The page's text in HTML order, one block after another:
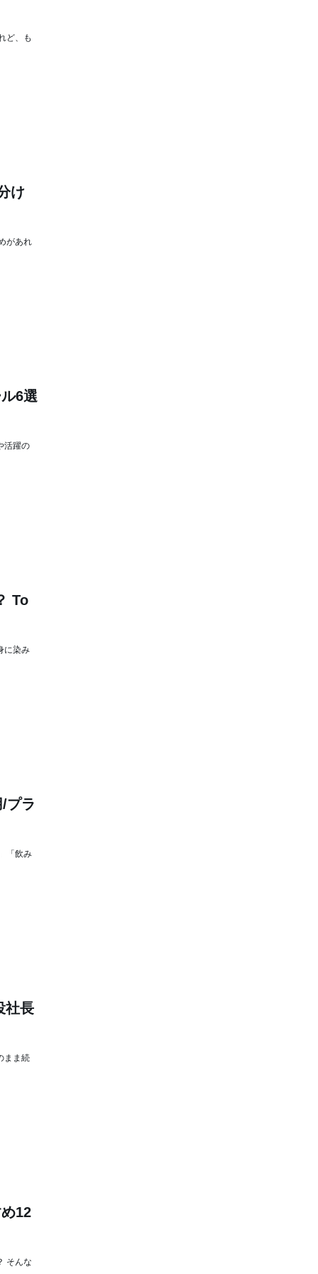
ど、も
け
があれ
6選
活躍の
To
に染み
プラ
「飲み
社長
まま続
12
そんな